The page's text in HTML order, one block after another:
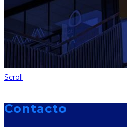
Scroll
Contacto